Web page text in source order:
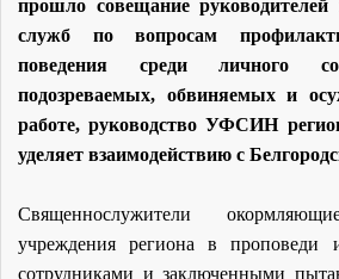
прошло совещание руководителей
служб по вопросам
поведения среди личного
подозреваемых, обвиняемых и
работе, руководство УФСИН
уделяет взаимодействию с
Священнослужители
учреждения региона в проповеди
сотрудниками и заключенными